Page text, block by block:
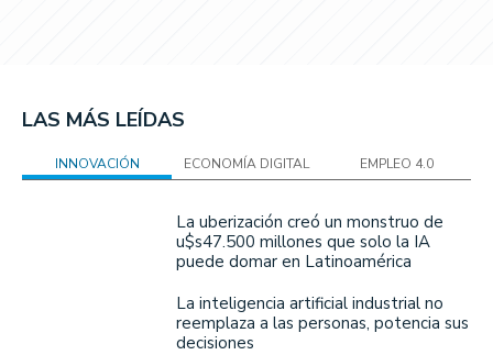
LAS MÁS LEÍDAS
INNOVACIÓN ECONOMÍA DIGITAL EMPLEO 4.0
La uberización creó un monstruo de
u$s47.500 millones que solo la IA
puede domar en Latinoamérica
La inteligencia artificial industrial no
reemplaza a las personas, potencia sus
decisiones